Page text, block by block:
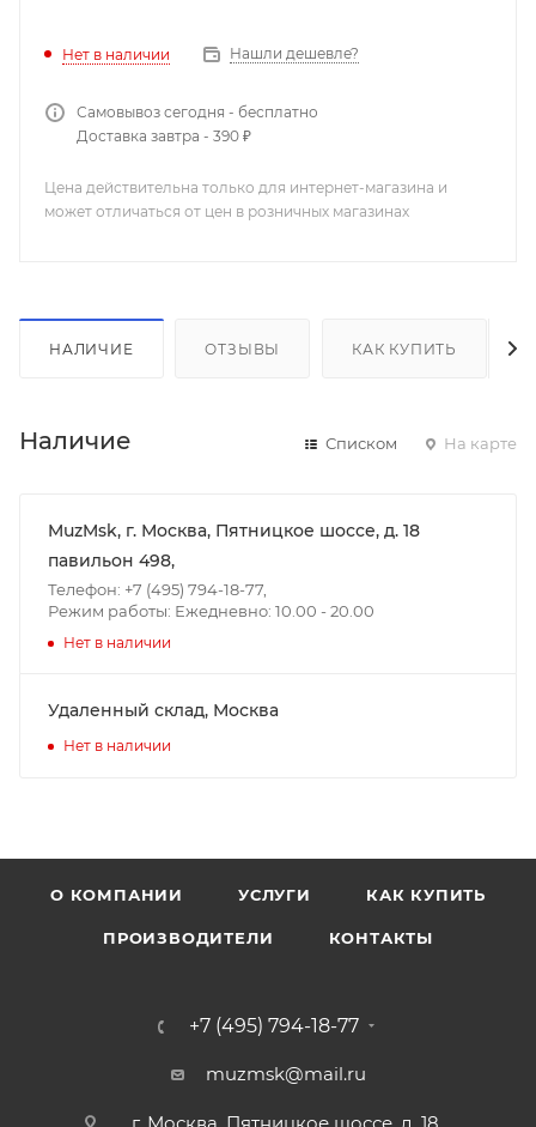
Нет в наличии Нашли дешевле?
Самовывоз сегодня - бесплатно
Доставка завтра - 390 ₽
Цена действительна только для интернет-магазина и
может отличаться от цен в розничных магазинах
НАЛИЧИЕ ОТЗЫВЫ КАК КУПИТЬ
Наличие Списком На карте
MuzMsk, г. Москва, Пятницкое шоссе, д. 18
павильон 498,
Телефон: +7 (495) 794-18-77,
Режим работы: Ежедневно: 10.00 - 20.00
Нет в наличии
Удаленный склад, Москва
Нет в наличии
О КОМПАНИИ УСЛУГИ КАК КУПИТЬ
ПРОИЗВОДИТЕЛИ КОНТАКТЫ
+7 (495) 794-18-77
muzmsk@mail.ru